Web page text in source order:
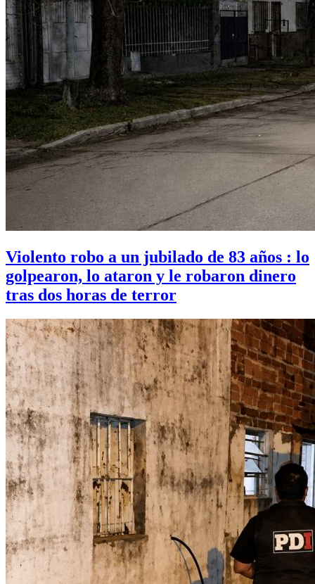
Violento robo a un jubilado de 83 años : lo
golpearon, lo ataron y le robaron dinero
tras dos horas de terror